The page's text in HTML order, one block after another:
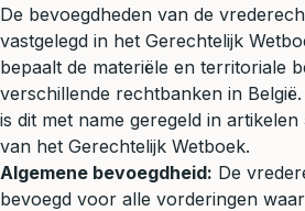
De bevoegdheden van de
vastgelegd in het Gerechtelijk
bepaalt de materiële en territoriale
verschillende rechtbanken in
is dit met name geregeld in
van het Gerechtelijk Wetboek.
Algemene bevoegdheid: De
bevoegd voor alle vorderingen